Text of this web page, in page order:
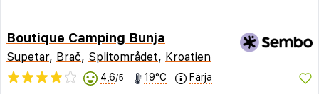
Boutique Camping Bunja
Supetar, Brač, Splitområdet, Kroatien
4,6/5 19°C Färja